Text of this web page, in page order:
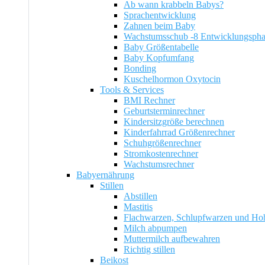
Ab wann krabbeln Babys?
Sprachentwicklung
Zahnen beim Baby
Wachstumsschub -8
Baby Größentabelle
Baby Kopfumfang
Bonding
Kuschelhormon Oxytocin
Tools & Services
BMI Rechner
Geburtsterminrechner
Kindersitzgröße berechnen
Kinderfahrrad Größenrechner
Schuhgrößenrechner
Stromkostenrechner
Wachstumsrechner
Babyernährung
Stillen
Abstillen
Mastitis
Flachwarzen, Schlupfwarzen und
Milch abpumpen
Muttermilch aufbewahren
Richtig stillen
Beikost